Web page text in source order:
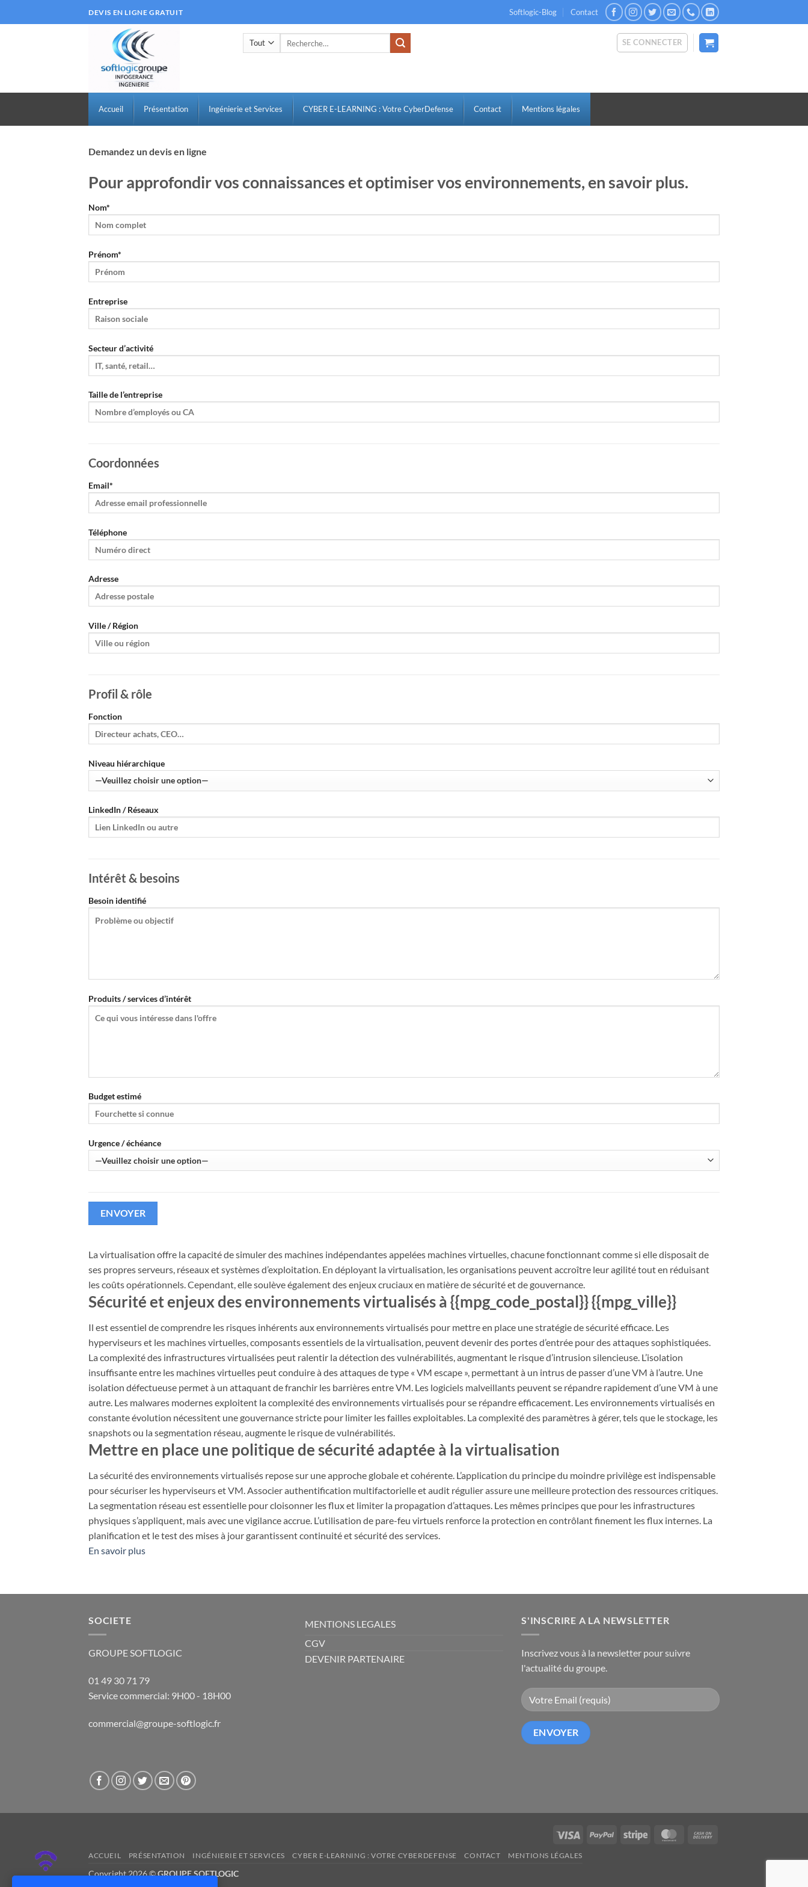
au
DEVIS EN LIGNE GRATUIT Softlogic-Blog Contact
Recherche
SE CONNECTER
Accueil Présentation Ingénierie et Services CYBER E-LEARNING : Votre CyberDefense Contact Mentions légales
Demandez un devis en ligne
Pour approfondir vos connaissances et optimiser vos environnements, en savoir plus.
Nom*
Prénom*
Entreprise
Secteur d’activité
Taille de l’entreprise
Coordonnées
Email*
Téléphone
Adresse
Ville / Région
Profil & rôle
Fonction
Niveau hiérarchique
LinkedIn / Réseaux
Intérêt & besoins
Besoin identifié
Produits / services d’intérêt
Budget estimé
Urgence / échéance
La virtualisation offre la capacité de simuler des machines indépendantes appelées machines virtuelles, chacune fonctionnant comme si elle disposait de
ses propres serveurs, réseaux et systèmes d’exploitation. En déployant la virtualisation, les organisations peuvent accroître leur agilité tout en réduisant
les coûts opérationnels. Cependant, elle soulève également des enjeux cruciaux en matière de sécurité et de gouvernance.
Sécurité et enjeux des environnements virtualisés à {{mpg_code_postal}} {{mpg_ville}}
Il est essentiel de comprendre les risques inhérents aux environnements virtualisés pour mettre en place une stratégie de sécurité efficace. Les
hyperviseurs et les machines virtuelles, composants essentiels de la virtualisation, peuvent devenir des portes d’entrée pour des attaques sophistiquées.
La complexité des infrastructures virtualisées peut ralentir la détection des vulnérabilités, augmentant le risque d’intrusion silencieuse. L’isolation
insuffisante entre les machines virtuelles peut conduire à des attaques de type « VM escape », permettant à un intrus de passer d’une VM à l’autre. Une
isolation défectueuse permet à un attaquant de franchir les barrières entre VM. Les logiciels malveillants peuvent se répandre rapidement d’une VM à une
autre. Les malwares modernes exploitent la complexité des environnements virtualisés pour se répandre efficacement. Les environnements virtualisés en
constante évolution nécessitent une gouvernance stricte pour limiter les failles exploitables. La complexité des paramètres à gérer, tels que le stockage, les
snapshots ou la segmentation réseau, augmente le risque de vulnérabilités.
Mettre en place une politique de sécurité adaptée à la virtualisation
La sécurité des environnements virtualisés repose sur une approche globale et cohérente. L’application du principe du moindre privilège est indispensable
pour sécuriser les hyperviseurs et VM. Associer authentification multifactorielle et audit régulier assure une meilleure protection des ressources critiques.
La segmentation réseau est essentielle pour cloisonner les flux et limiter la propagation d’attaques. Les mêmes principes que pour les infrastructures
physiques s’appliquent, mais avec une vigilance accrue. L’utilisation de pare-feu virtuels renforce la protection en contrôlant finement les flux internes. La
planification et le test des mises à jour garantissent continuité et sécurité des services.
En savoir plus
SOCIETE
GROUPE SOFTLOGIC
01 49 30 71 79
Service commercial: 9H00 - 18H00
commercial@groupe-softlogic.fr
MENTIONS LEGALES
CGV
DEVENIR PARTENAIRE
S'INSCRIRE A LA NEWSLETTER
Inscrivez vous à la newsletter pour suivre
l'actualité du groupe.
Visa PayPal Stripe MasterCard
ACCUEIL PRÉSENTATION INGÉNIERIE ET SERVICES CYBER E-LEARNING : VOTRE CYBERDEFENSE CONTACT MENTIONS LÉGALES
Copyright 2026 ©GROUPE SOFTLOGIC